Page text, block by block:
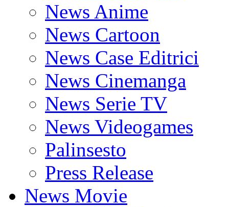
News Anime
News Cartoon
News Case Editrici
News Cinemanga
News Serie TV
News Videogames
Palinsesto
Press Release
News Movie